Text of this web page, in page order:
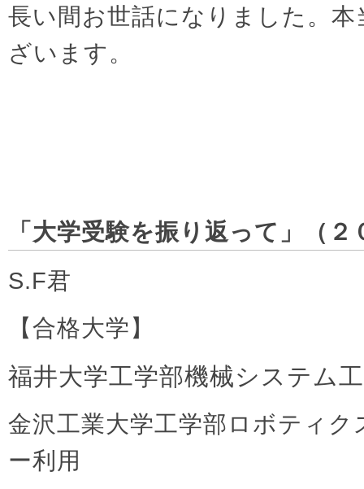
長い間お世話になりました。
ざいます。
「大学受験を振り返って」（
S.F君
【合格大学】
福井大学工学部機械システム
金沢工業大学工学部ロボティク
ー利用